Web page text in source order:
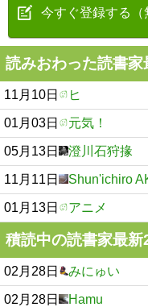
今すぐ登録する（
読みおわった読書
11月10日 ヒ
01月03日 元気！
05月13日 澄川石狩掾
11月11日 Shun'ichiro
01月13日 アニメ
積読中の読書家最新
02月28日 みにゅい
02月28日 Hamu